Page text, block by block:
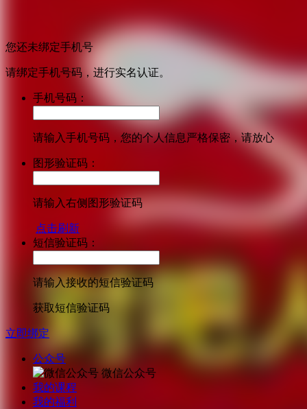
您还未绑定手机号
请绑定手机号码，进行实名认证。
手机号码：
请输入手机号码，您的个人信息严格保密，请放心
图形验证码：
请输入右侧图形验证码
点击刷新
短信验证码：
请输入接收的短信验证码
获取短信验证码
立即绑定
公众号
微信公众号
我的课程
我的福利